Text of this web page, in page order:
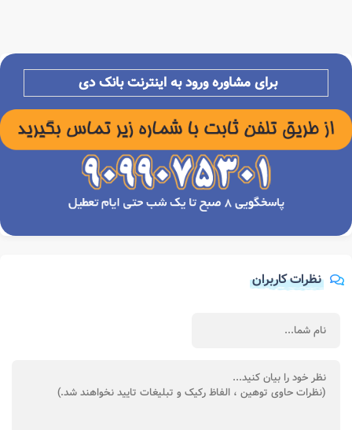
برای مشاوره ورود به اینترنت بانک دی
نظرات کاربران